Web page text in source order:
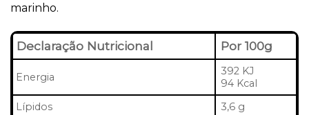
marinho.
Declaração Nutricional Por 100g
Energia
392 KJ
94 Kcal
Lípidos
3,6 g